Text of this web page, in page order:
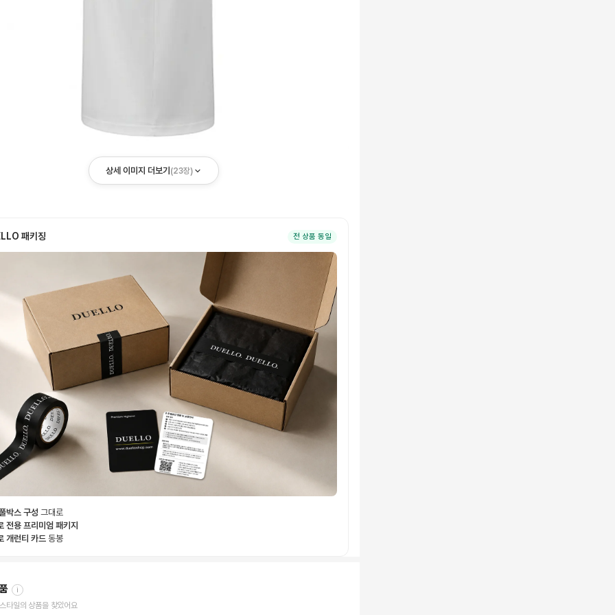
상세 이미지 더보기 (23장)
패키징 전 상품 동일
박스 구성 그대로
전용 프리미엄 패키지
개런티 카드 동봉
i
타일의 상품을 찾았어요